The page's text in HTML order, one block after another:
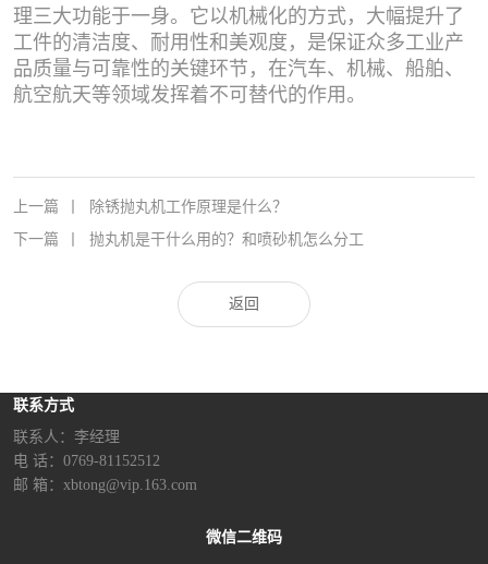
理三大功能于一身。它以机械化的方式，大幅提升了
工件的清洁度、耐用性和美观度，是保证众多工业产
品质量与可靠性的关键环节，在汽车、机械、船舶、
航空航天等领域发挥着不可替代的作用。
上一篇
除锈抛丸机工作原理是什么？
下一篇
抛丸机是干什么用的？和喷砂机怎么分工
返回
联系方式
联系人：李经理‬
电 话：0769-81152512
邮 箱：xbtong@vip.163.com
微信二维码